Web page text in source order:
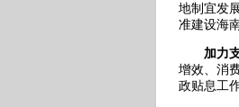
地制宜发
准建设海
加力
增效、消
政贴息工